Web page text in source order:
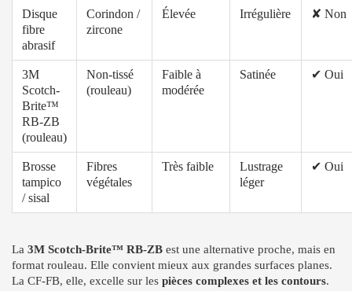
Disque
fibre
abrasif
Corindon /
zircone
Élevée Irrégulière ✘ Non
3M
Scotch-
Brite™
RB-ZB
(rouleau)
Non-tissé
(rouleau)
Faible à
modérée
Satinée ✔ Oui
Brosse
tampico
/ sisal
Fibres
végétales
Très faible
Lustrage
léger
✔ Oui
La 3M Scotch-Brite™ RB-ZB est une alternative proche, mais en
format rouleau. Elle convient mieux aux grandes surfaces planes.
La CF-FB, elle, excelle sur les pièces complexes et les contours.